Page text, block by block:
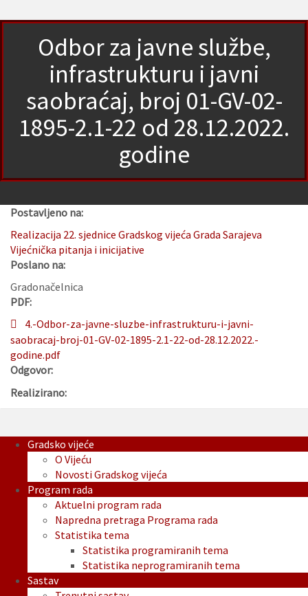
Odbor za javne službe,
infrastrukturu i javni
saobraćaj, broj 01-GV-02-
1895-2.1-22 od 28.12.2022.
godine
Postavljeno na:
Realizacija 22. sjednice Gradskog vijeća Grada Sarajeva
Vijećnička pitanja i inicijative
Poslano na:
Gradonačelnica
PDF:
4.-Odbor-za-javne-sluzbe-infrastrukturu-i-javni-
saobracaj-broj-01-GV-02-1895-2.1-22-od-28.12.2022.-
godine.pdf
Odgovor:
Realizirano:
Gradsko vijeće
O Vijeću
Novosti Gradskog vijeća
Program rada
Aktuelni program rada
Napredna pretraga Programa rada
Statistika tema
Statistika programiranih tema
Statistika neprogramiranih tema
Sastav